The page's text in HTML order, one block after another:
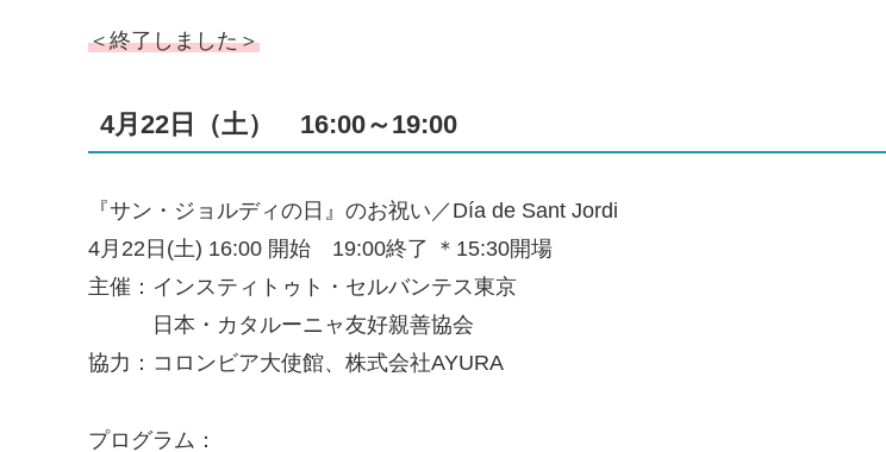
＜終了しました＞
4月22日（土） 16:00～19:00
『サン・ジョルディの日』のお祝い／Día de Sant Jordi
4月22日(土) 16:00 開始 19:00終了 ＊15:30開場
主催：インスティトゥト・セルバンテス東京
日本・カタルーニャ友好親善協会
協力：コロンビア大使館、株式会社AYURA
プログラム：